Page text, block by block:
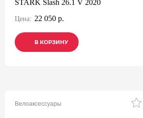
STARK Slash 26.1 V 2020
Цена: 22 050 р.
В КОРЗИНУ
В КОРЗИНУ
В КОРЗИНУ
Велоаксессуары